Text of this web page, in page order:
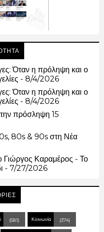
Όταν η πρόληψη και ο
- 8/4/2026
Όταν η πρόληψη και ο
- 8/4/2026
πρόσληψη 15
80s & 90s στη Νέα
Γιώργος Καραμέρος - Το
- 7/27/2026
(581) Κοινωνία (374)